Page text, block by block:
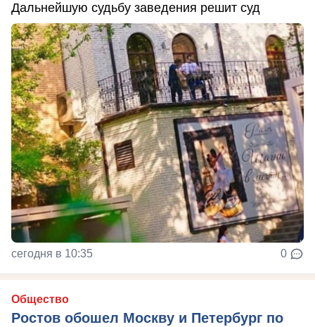
Дальнейшую судьбу заведения решит суд
сегодня в 10:35 0
Общество
Ростов обошел Москву и Петербург по